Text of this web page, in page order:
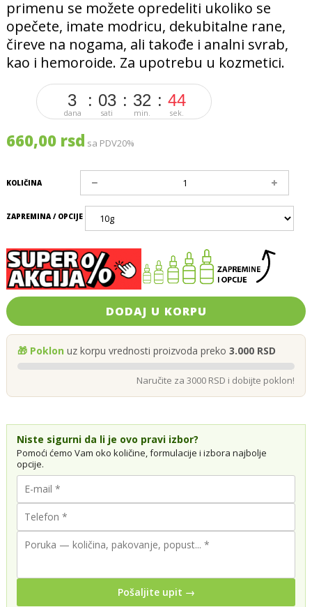
primenu se možete opredeliti ukoliko se
opečete, imate modricu, dekubitalne rane,
čireve na nogama, ali takođe i analni svrab,
kao i hemoroide. Za upotrebu u kozmetici.
3
dana
03
sati
32
min.
43
sek.
660,00 rsd sa PDV20%
KOLIČINA
ZAPREMINA / OPCIJE
DODAJ U KORPU
🎁 Poklon uz korpu vrednosti proizvoda preko 3.000 RSD
Naručite za 3000 RSD i dobijte poklon!
Niste sigurni da li je ovo pravi izbor?
Pomoći ćemo Vam oko količine, formulacije i izbora najbolje
opcije.
Pošaljite upit →